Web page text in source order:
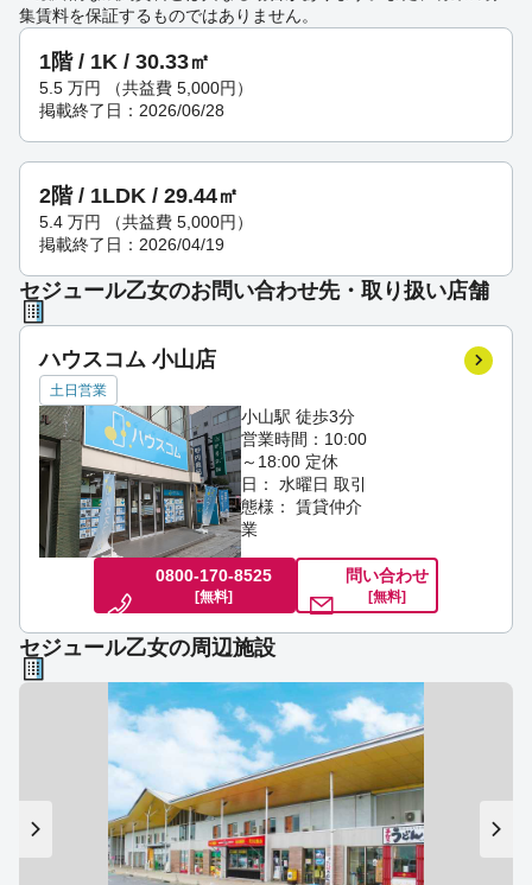
集賃料を保証するものではありません。
1階 / 1K / 30.33㎡
5.5 万円
（共益費 5,000円）
掲載終了日：2026/06/28
2階 / 1LDK / 29.44㎡
5.4 万円
（共益費 5,000円）
掲載終了日：2026/04/19
セジュール乙女のお問い合わせ先・取り扱い店舗
ハウスコム 小山店
土日営業
小山駅 徒歩3分
営業時間：10:00
～18:00 定休
日： 水曜日取引
態様： 賃貸仲介
業
0800-170-8525
[無料]
問い合わせ
[無料]
セジュール乙女の周辺施設